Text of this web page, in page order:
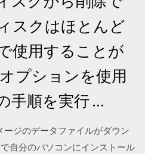
スクはほとんど
使用することが
プションを使用
手順を実行 …
ジのデータファイルがダウン
自分のパソコンにインストール